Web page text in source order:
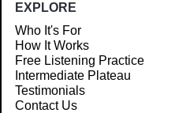
EXPLORE
Who It's For
How It Works
Free Listening Practice
Intermediate Plateau
Testimonials
Contact Us